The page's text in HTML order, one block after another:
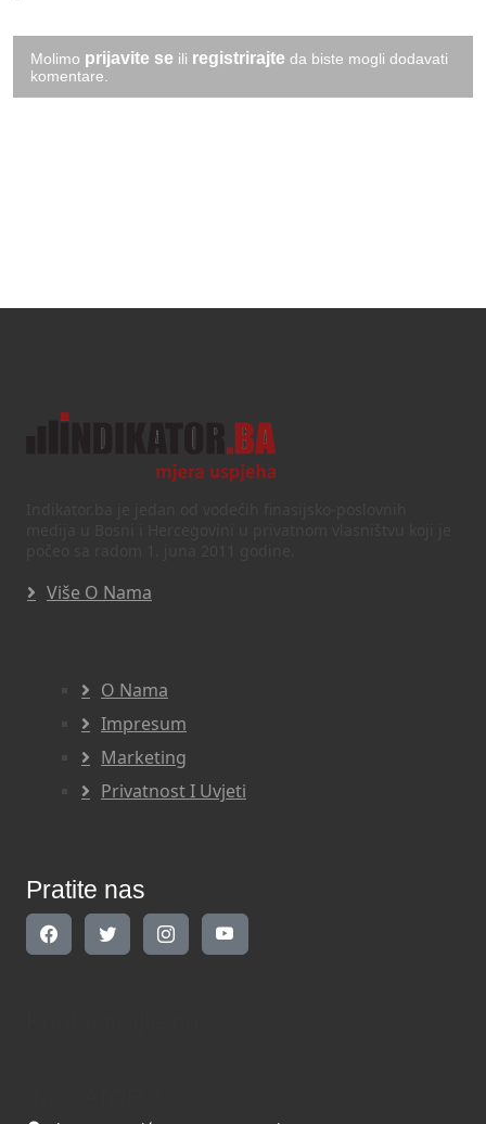
Molimo prijavite se ili registrirajte da biste mogli dodavati
komentare.
Više O Nama
O Nama
Impresum
Marketing
Privatnost I Uvjeti
Pratite nas